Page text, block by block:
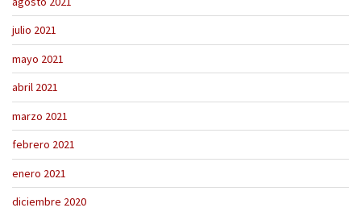
julio 2021
mayo 2021
abril 2021
marzo 2021
febrero 2021
enero 2021
diciembre 2020